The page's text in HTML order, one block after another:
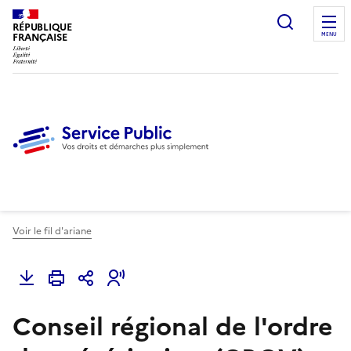
RÉPUBLIQUE
FRANÇAISE
Ouvrir
MENU
Voir le fil d'ariane
Conseil régional de l'ordre